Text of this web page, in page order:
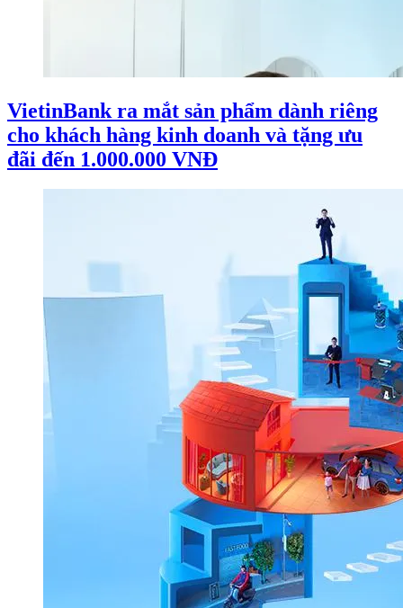
VietinBank ra mắt sản phẩm dành riêng
cho khách hàng kinh doanh và tặng ưu
đãi đến 1.000.000 VNĐ